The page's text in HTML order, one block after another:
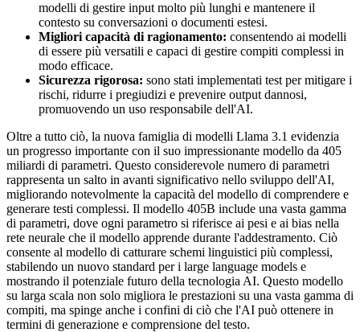
modelli di gestire input molto più lunghi e mantenere il
contesto su conversazioni o documenti estesi.
Migliori capacità di ragionamento: consentendo ai modelli
di essere più versatili e capaci di gestire compiti complessi in
modo efficace.
Sicurezza rigorosa: sono stati implementati test per mitigare i
rischi, ridurre i pregiudizi e prevenire output dannosi,
promuovendo un uso responsabile dell'AI.
Oltre a tutto ciò, la nuova famiglia di modelli Llama 3.1 evidenzia
un progresso importante con il suo impressionante modello da 405
miliardi di parametri. Questo considerevole numero di parametri
rappresenta un salto in avanti significativo nello sviluppo dell'AI,
migliorando notevolmente la capacità del modello di comprendere e
generare testi complessi. Il modello 405B include una vasta gamma
di parametri, dove ogni parametro si riferisce ai pesi e ai bias nella
rete neurale che il modello apprende durante l'addestramento. Ciò
consente al modello di catturare schemi linguistici più complessi,
stabilendo un nuovo standard per i large language models e
mostrando il potenziale futuro della tecnologia AI. Questo modello
su larga scala non solo migliora le prestazioni su una vasta gamma di
compiti, ma spinge anche i confini di ciò che l'AI può ottenere in
termini di generazione e comprensione del testo.